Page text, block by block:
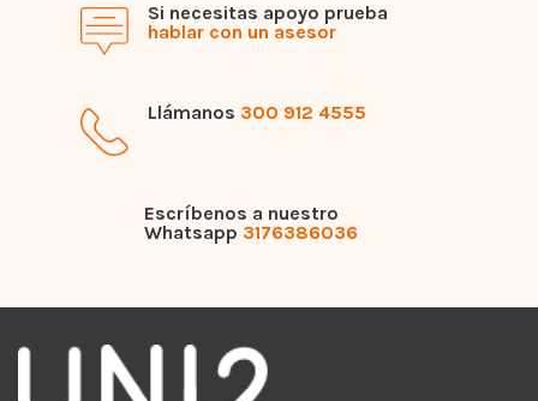
Si necesitas apoyo prueba
hablar con un asesor
Llámanos 300 912 4555
Escríbenos a nuestro
Whatsapp 3176386036